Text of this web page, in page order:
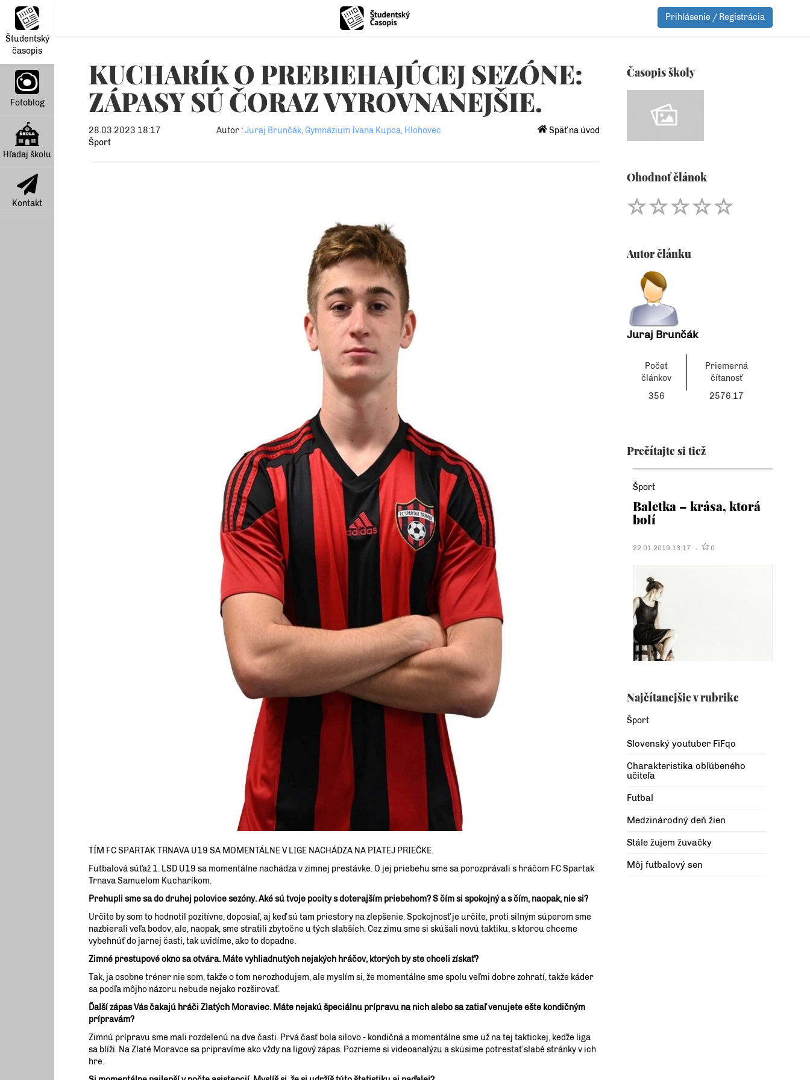
Študentský
časopis
Fotoblog
Hľadaj školu
Kontakt
Prihlásenie / Registrácia
KUCHARÍK O PREBIEHAJÚCEJ SEZÓNE:
ZÁPASY SÚ ČORAZ VYROVNANEJŠIE.
28.03.2023 18:17
Šport
Autor :Juraj Brunčák, Gymnázium Ivana Kupca, Hlohovec Späť na úvod
TÍM FC SPARTAK TRNAVA U19 SA MOMENTÁLNE V LIGE NACHÁDZA NA PIATEJ PRIEČKE.
Futbalová súťaž 1. LSD U19 sa momentálne nachádza v zimnej prestávke. O jej priebehu sme sa porozprávali s hráčom FC Spartak
Trnava Samuelom Kucharíkom.
Prehupli sme sa do druhej polovice sezóny. Aké sú tvoje pocity s doterajším priebehom? S čím si spokojný a s čím, naopak, nie si?
Určite by som to hodnotil pozitívne, doposiaľ, aj keď sú tam priestory na zlepšenie. Spokojnosť je určite, proti silným súperom sme
nazbierali veľa bodov, ale, naopak, sme stratili zbytočne u tých slabších. Cez zimu sme si skúšali novú taktiku, s ktorou chceme
vybehnúť do jarnej časti, tak uvidíme, ako to dopadne.
Zimné prestupové okno sa otvára. Máte vyhliadnutých nejakých hráčov, ktorých by ste chceli získať?
Tak, ja osobne tréner nie som, takže o tom nerozhodujem, ale myslím si, že momentálne sme spolu veľmi dobre zohratí, takže káder
sa podľa môjho názoru nebude nejako rozširovať.
Ďalší zápas Vás čakajú hráči Zlatých Moraviec. Máte nejakú špeciálnu prípravu na nich alebo sa zatiaľ venujete ešte kondičným
prípravám?
Zimnú prípravu sme mali rozdelenú na dve časti. Prvá časť bola silovo - kondičná a momentálne sme už na tej taktickej, keďže liga
sa blíži. Na Zlaté Moravce sa pripravíme ako vždy na ligový zápas. Pozrieme si videoanalýzu a skúsime potrestať slabé stránky v ich
hre.
Časopis školy
Ohodnoť článok
Autor článku
Juraj Brunčák
Počet
článkov
Priemerná
čítanosť
356
2576.17
Prečítajte si tiež
Šport
Baletka – krása, ktorá
bolí
22.01.2019 13:17 0
Najčítanejšie v rubrike
Šport
Slovenský youtuber FiFqo
Charakteristika obľúbeného
učiteľa
Futbal
Medzinárodný deň žien
Stále žujem žuvačky
Môj futbalový sen